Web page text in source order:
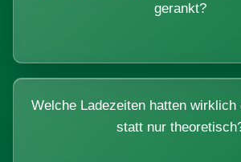
gerankt?
Welche Ladezeiten hatten wirklich
statt nur